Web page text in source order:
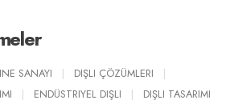
SANAYI | DIŞLI ÇÖZÜMLERI
|
| ENDÜSTRIYEL DIŞLI |
DIŞLI TASARIMI